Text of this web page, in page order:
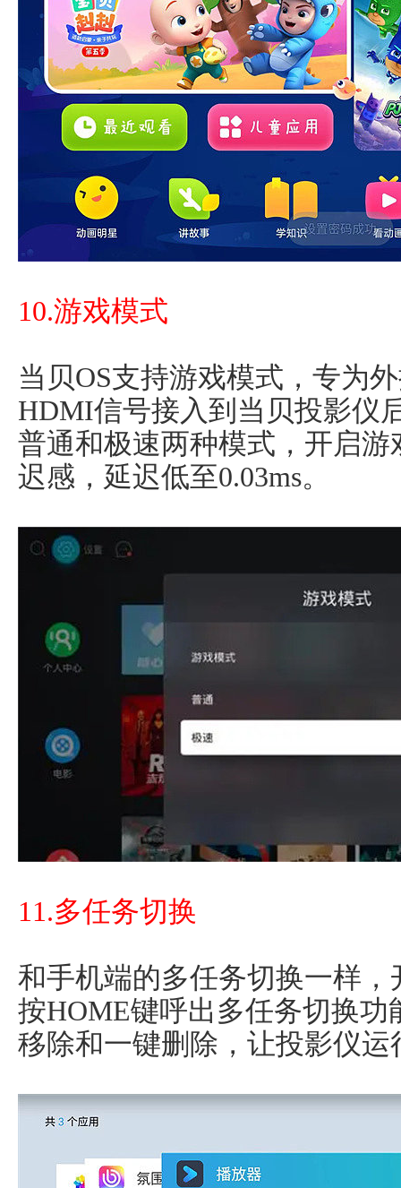
10.游戏模式
当贝OS支持游戏模式，专为
HDMI信号接入到当贝投影仪
普通和极速两种模式，开启
迟感，延迟低至0.03ms。
11.多任务切换
和手机端的多任务切换一样
按HOME键呼出多任务切换
移除和一键删除，让投影仪运